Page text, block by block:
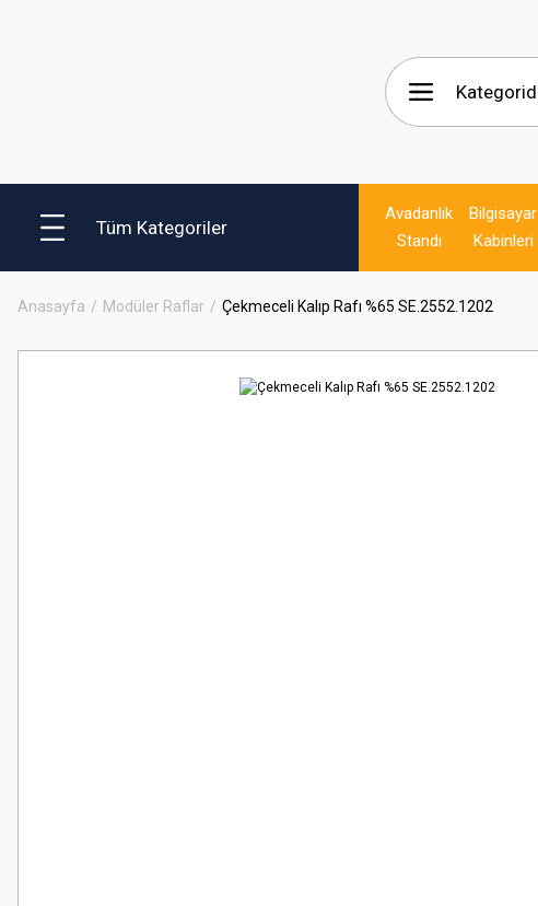
Tüm Kategoriler
Avadanlık
Standı
Bilgisayar
Kabinleri
Anasayfa Modüler Raflar Çekmeceli Kalıp Rafı %65 SE.2552.1202